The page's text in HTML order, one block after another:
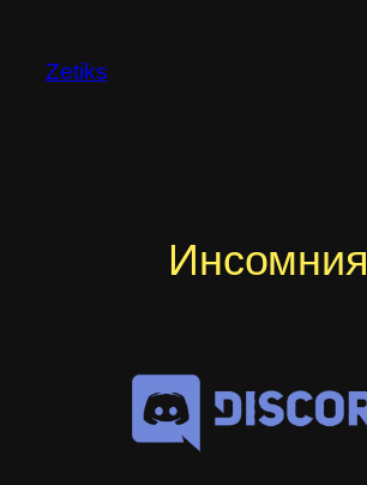
содержимому
Zetiks
Инсомния